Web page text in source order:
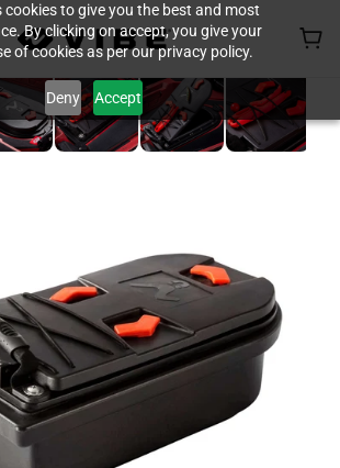
cookies to give you the best and most
By clicking on accept, you give your
of cookies as per our privacy policy.
Deny Accept